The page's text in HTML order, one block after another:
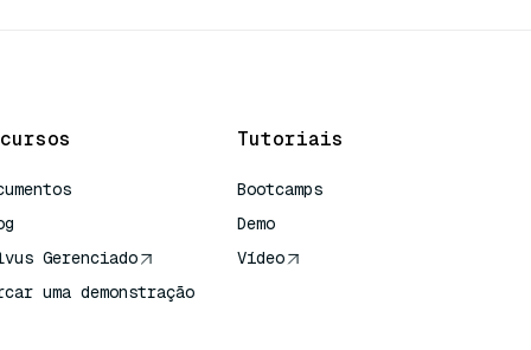
Gerenciado
uma demonstração
Tutoriais
Bootcamps
Demo
Vídeo